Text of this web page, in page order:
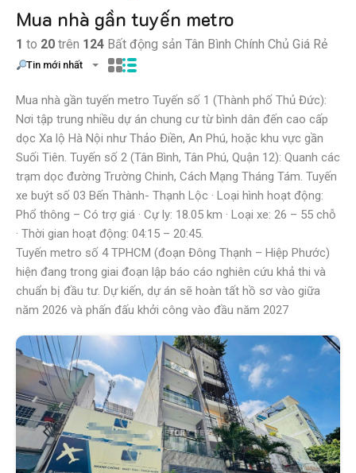
Mua nhà gần tuyến metro
1 to 20 trên 124 Bất động sản Tân Bình Chính Chủ Giá Rẻ
Tin mới nhất
Mua nhà gần tuyến metro Tuyến số 1 (Thành phố Thủ Đức):
Nơi tập trung nhiều dự án chung cư từ bình dân đến cao cấp
dọc Xa lộ Hà Nội như Thảo Điền, An Phú, hoặc khu vực gần
Suối Tiên. Tuyến số 2 (Tân Bình, Tân Phú, Quận 12): Quanh các
trạm dọc đường Trường Chinh, Cách Mạng Tháng Tám. Tuyến
xe buýt số 03 Bến Thành- Thạnh Lộc · Loại hình hoạt động:
Phổ thông – Có trợ giá · Cự ly: 18.05 km · Loại xe: 26 – 55 chỗ
· Thời gian hoạt động: 04:15 – 20:45.
Tuyến metro số 4 TPHCM (đoạn Đông Thạnh – Hiệp Phước)
hiện đang trong giai đoạn lập báo cáo nghiên cứu khả thi và
chuẩn bị đầu tư. Dự kiến, dự án sẽ hoàn tất hồ sơ vào giữa
năm 2026 và phấn đấu khởi công vào đầu năm 2027